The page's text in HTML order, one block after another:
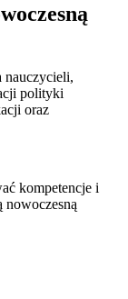
nauczycieli,
polityki
oraz
kompetencje i
nowoczesną